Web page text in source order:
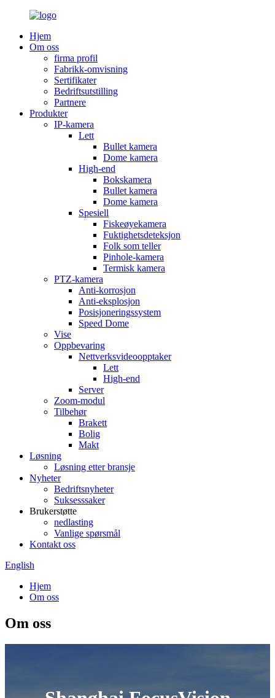
Hjem
Om oss
firma profil
Fabrikk-omvisning
Sertifikater
Bedriftsutstilling
Partnere
Produkter
IP-kamera
Lett
Bullet kamera
Dome kamera
High-end
Bokskamera
Bullet kamera
Dome kamera
Spesiell
Fiskeøyekamera
Fuktighetsdeteksjon
Folk som teller
Pinhole-kamera
Termisk kamera
PTZ-kamera
Anti-korrosjon
Anti-eksplosjon
Posisjoneringssystem
Speed ​​Dome
Vise
Oppbevaring
Nettverksvideoopptaker
Lett
High-end
Server
Zoom-modul
Tilbehør
Brakett
Bolig
Makt
Løsning
Løsning etter bransje
Nyheter
Bedriftsnyheter
Suksesssaker
Brukerstøtte
nedlasting
Vanlige spørsmål
Kontakt oss
English
Hjem
Om oss
Om oss